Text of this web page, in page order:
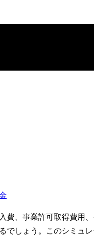
、事業許可取得費用
しょう。このシミュ